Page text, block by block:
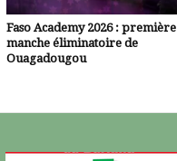
Faso Academy 2026 : première
manche éliminatoire de
Ouagadougou